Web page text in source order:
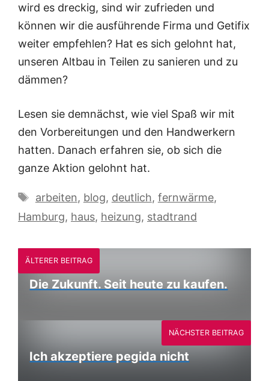
wird es dreckig, sind wir zufrieden und
können wir die ausführende Firma und Getifix
weiter empfehlen? Hat es sich gelohnt hat,
unseren Altbau in Teilen zu sanieren und zu
dämmen?
Lesen sie demnächst, wie viel Spaß wir mit
den Vorbereitungen und den Handwerkern
hatten. Danach erfahren sie, ob sich die
ganze Aktion gelohnt hat.
Schlagwörter
arbeiten, blog, deutlich, fernwärme,
Hamburg, haus, heizung, stadtrand
ÄLTERER BEITRAG
Die Zukunft. Seit heute zu kaufen.
Ich akzeptiere pegida nicht
NÄCHSTER BEITRAG